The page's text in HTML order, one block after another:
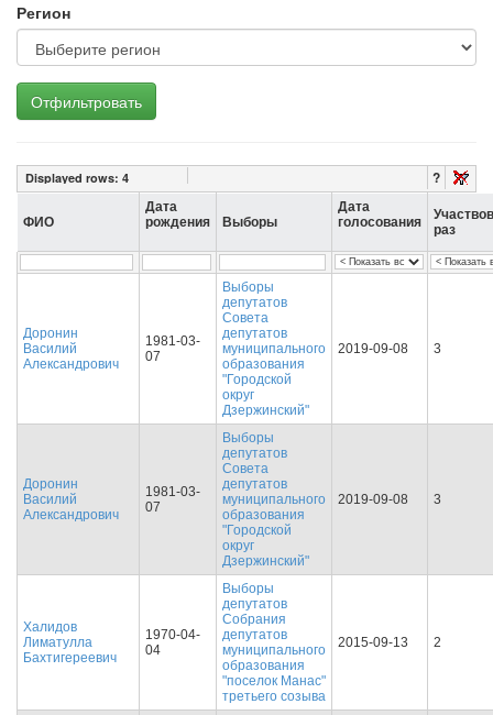
Регион
Отфильтровать
Displayed rows: 4 ?
ФИО
Дата
рождения
Выборы
Дата
голосования
раз
Доронин
Василий
Александрович
1981-03-
07
Выборы
депутатов
Совета
депутатов
муниципального
образования
"Городской
округ
Дзержинский"
2019-09-08 3
Доронин
Василий
Александрович
1981-03-
07
Выборы
депутатов
Совета
депутатов
муниципального
образования
"Городской
округ
Дзержинский"
2019-09-08 3
Халидов
Лиматулла
Бахтигереевич
1970-04-
04
Выборы
депутатов
Собрания
депутатов
муниципального
образования
"поселок Манас"
третьего созыва
2015-09-13 2